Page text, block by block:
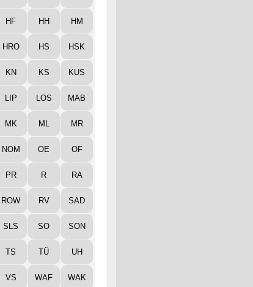
HF HH HM
HRO HS HSK
KN KS KUS
LIP LOS MAB
MK ML MR
NOM OE OF
PR R RA
ROW RV SAD
SLS SO SON
TS TÜ UH
VS WAF WAK